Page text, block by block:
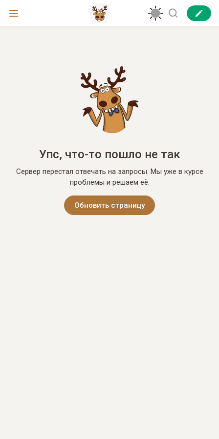
Упс, что-то пошло не так
Сервер перестал отвечать на запросы. Мы уже в курсе
проблемы и решаем её.
Обновить страницу